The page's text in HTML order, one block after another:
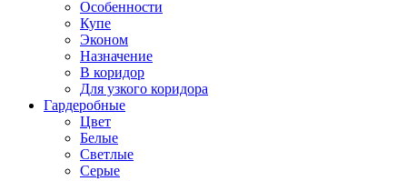
Особенности
Купе
Эконом
Назначение
В коридор
Для узкого коридора
Гардеробные
Цвет
Белые
Светлые
Серые